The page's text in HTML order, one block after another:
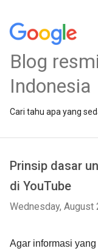
Blog
Indonesia
Cari tahu apa yang
Prinsip dasar
di YouTube
Wednesday, August
Agar informasi